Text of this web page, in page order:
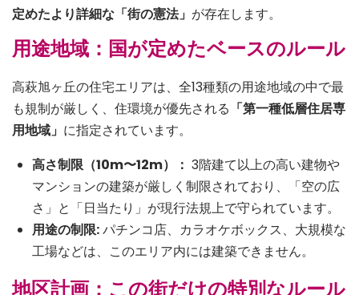
定めたより詳細な「街の憲法」 が存在します。
用途地域：国が定めたベースのルール
高萩旭ヶ丘の住宅エリアは、全13種類の用途地域の中で最
も規制が厳しく、住環境が優先される 「第一種低層住居専
用地域」 に指定されています。
高さ制限（10m〜12m）： 3階建て以上の高い建物や
マンションの建築が厳しく制限されており、「空の広
さ」と「日当たり」が現行法規上で守られています。
用途の制限:パチンコ店、カラオケボックス、大規模な
工場などは、このエリア内には建築できません。
地区計画：この街だけの特別なルール